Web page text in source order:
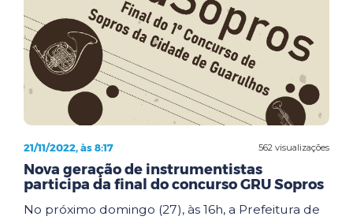
562 visualizações
21/11/2022, às 8:17
Nova geração de instrumentistas
participa da final do concurso GRU Sopros
No próximo domingo (27), às 16h, a Prefeitura de